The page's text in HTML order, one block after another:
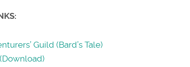
Guild (Bard’s Tale)